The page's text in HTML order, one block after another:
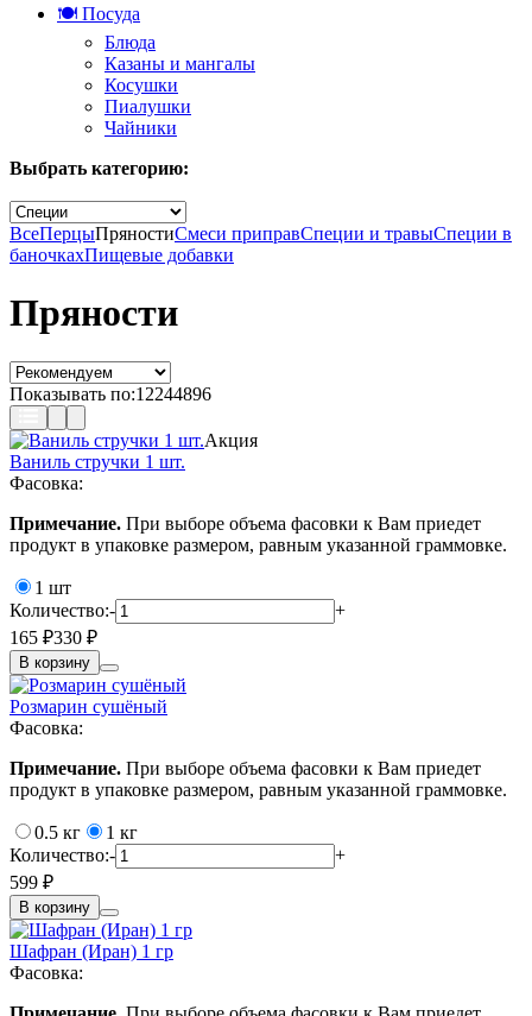
🍽️ Посуда
Блюда
Казаны и мангалы
Косушки
Пиалушки
Чайники
Выбрать категорию:
ВсеПерцыПряностиСмеси приправСпеции и травыСпеции в
баночкахПищевые добавки
Пряности
Показывать по:12244896
Акция
Ваниль стручки 1 шт.
Фасовка:
Примечание. При выборе объема фасовки к Вам приедет
продукт в упаковке размером, равным указанной граммовке.
1 шт
Количество:-
+
165 ₽330 ₽
В корзину
Розмарин сушёный
Фасовка:
Примечание. При выборе объема фасовки к Вам приедет
продукт в упаковке размером, равным указанной граммовке.
0.5 кг
1 кг
Количество:-
+
599 ₽
В корзину
Шафран (Иран) 1 гр
Фасовка: